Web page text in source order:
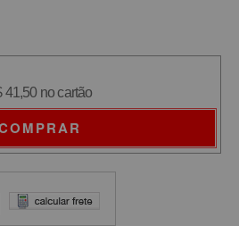
41,50 no cartão